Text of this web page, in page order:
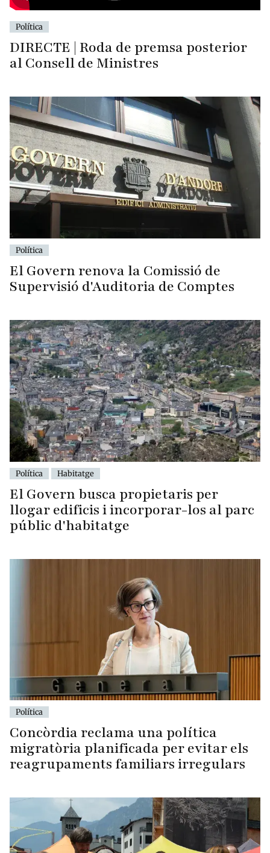
Política
DIRECTE | Roda de premsa posterior
al Consell de Ministres
Política
El Govern renova la Comissió de
Supervisió d'Auditoria de Comptes
Política Habitatge
El Govern busca propietaris per
llogar edificis i incorporar-los al parc
públic d'habitatge
Política
Concòrdia reclama una política
migratòria planificada per evitar els
reagrupaments familiars irregulars